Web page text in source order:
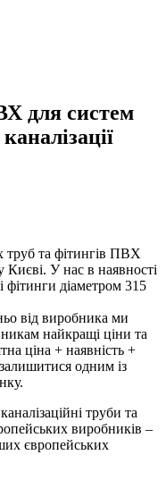
для систем
труб та фітингів ПВХ
У нас в наявності
фітинги діаметром 315
від виробника ми
найкращі ціни та
ціна + наявність +
одним із
труби та
виробників –
європейських